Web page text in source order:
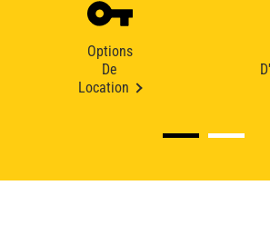
Options
De
Location